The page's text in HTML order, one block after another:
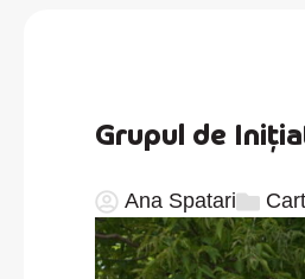
Grupul de
Ana Spatari